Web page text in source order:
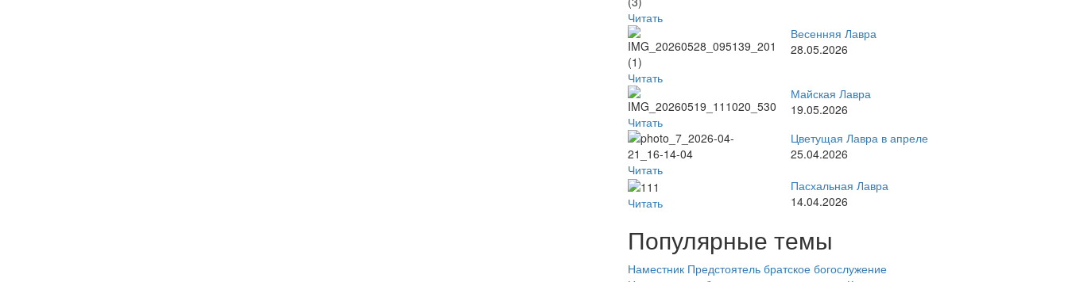
Читать
Читать
Весенняя Лавра
28.05.2026
Читать
Майская Лавра
19.05.2026
Читать
Цветущая Лавра в апреле
25.04.2026
Читать
Пасхальная Лавра
14.04.2026
Популярные темы
Наместник Предстоятель братское богослужение